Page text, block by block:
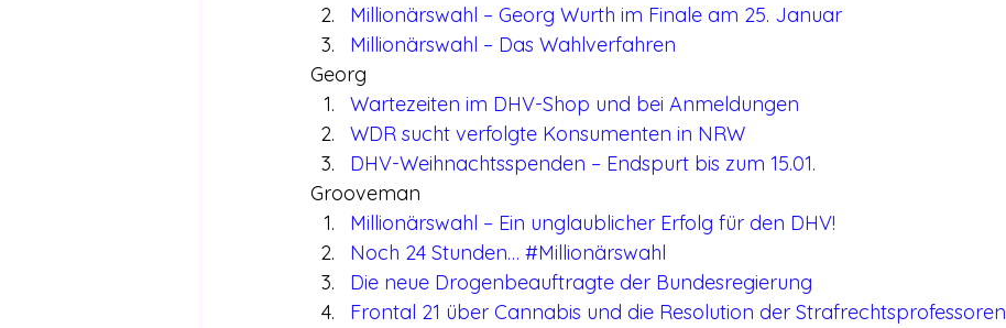
Millionärswahl – Georg Wurth im Finale am 25. Januar
Millionärswahl – Das Wahlverfahren
Georg
Wartezeiten im DHV-Shop und bei Anmeldungen
WDR sucht verfolgte Konsumenten in NRW
DHV-Weihnachtsspenden – Endspurt bis zum 15.01.
Grooveman
Millionärswahl – Ein unglaublicher Erfolg für den DHV!
Noch 24 Stunden… #Millionärswahl
Die neue Drogenbeauftragte der Bundesregierung
Frontal 21 über Cannabis und die Resolution der Strafrechtsprofessoren